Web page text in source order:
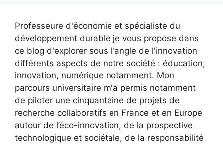
Professeure d'économie et spécialiste du
développement durable je vous propose dans
ce blog d'explorer sous l'angle de l'innovation
différents aspects de notre société : éducation,
innovation, numérique notamment. Mon
parcours universitaire m'a permis notamment
de piloter une cinquantaine de projets de
recherche collaboratifs en France et en Europe
autour de l’éco-innovation, de la prospective
technologique et sociétale, de la responsabilité